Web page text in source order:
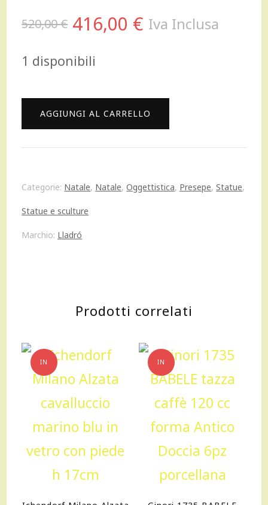
520,00€ Il
era:
520,00 €.
416,00 € Il
è:
416,00 €.
Iva Inclusa
1 disponibili
Lladrò
Figura
statua
01001423
quantità
AGGIUNGI AL CARRELLO
Categorie: Natale, Natale,Oggettistica, Presepe,Statue,
Statue e sculture
Marchio: Lladró
Prodotti correlati
IN
OFFERTA!
IN
OFFERTA!